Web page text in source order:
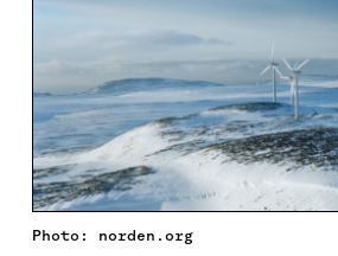
Photo: norden.org